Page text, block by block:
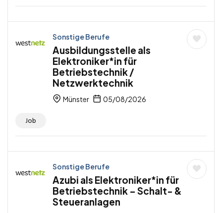
Sonstige Berufe
Ausbildungsstelle als
Elektroniker*in für
Betriebstechnik /
Netzwerktechnik
Münster 05/08/2026
Job
Sonstige Berufe
Azubi als Elektroniker*in für
Betriebstechnik – Schalt- &
Steueranlagen